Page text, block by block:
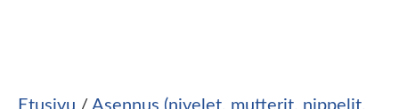
Etusivu / Asennus (nivelet, mutterit, nippelit,